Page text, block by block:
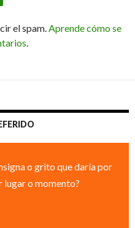
el spam. Aprende cómo se
o grito que daría por
lugar o momento?